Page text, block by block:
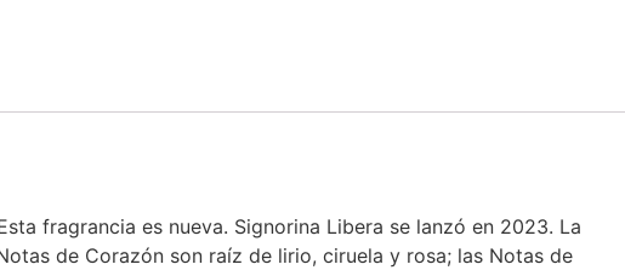
fragrancia es nueva. Signorina Libera se lanzó en 2023. La
de Corazón son raíz de lirio, ciruela y rosa; las Notas de